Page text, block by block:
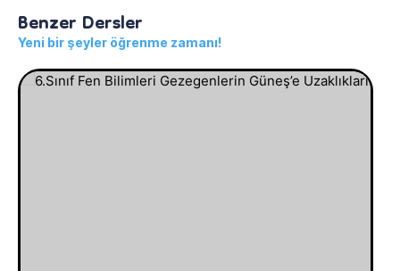
Benzer Dersler
Yeni bir şeyler öğrenme zamanı!